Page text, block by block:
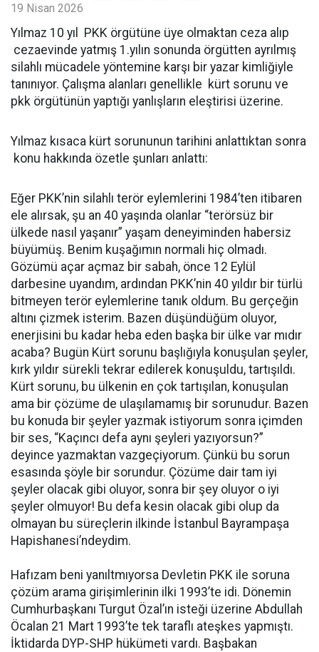
19 Nisan 2026
Yılmaz 10 yıl PKK örgütüne üye olmaktan ceza alıp
cezaevinde yatmış 1.yılın sonunda örgütten ayrılmış
silahlı mücadele yöntemine karşı bir yazar kimliğiyle
tanınıyor. Çalışma alanları genellikle kürt sorunu ve
pkk örgütünün yaptığı yanlışların eleştirisi üzerine.
Yılmaz kısaca kürt sorununun tarihini anlattıktan sonra
konu hakkında özetle şunları anlattı:
Eğer PKK’nin silahlı terör eylemlerini 1984’ten itibaren
ele alırsak, şu an 40 yaşında olanlar “terörsüz bir
ülkede nasıl yaşanır” yaşam deneyiminden habersiz
büyümüş. Benim kuşağımın normali hiç olmadı.
Gözümü açar açmaz bir sabah, önce 12 Eylül
darbesine uyandım, ardından PKK’nin 40 yıldır bir türlü
bitmeyen terör eylemlerine tanık oldum. Bu gerçeğin
altını çizmek isterim. Bazen düşündüğüm oluyor,
enerjisini bu kadar heba eden başka bir ülke var mıdır
acaba? Bugün Kürt sorunu başlığıyla konuşulan şeyler,
kırk yıldır sürekli tekrar edilerek konuşuldu, tartışıldı.
Kürt sorunu, bu ülkenin en çok tartışılan, konuşulan
ama bir çözüme de ulaşılamamış bir sorunudur. Bazen
bu konuda bir şeyler yazmak istiyorum sonra içimden
bir ses, “Kaçıncı defa aynı şeyleri yazıyorsun?”
deyince yazmaktan vazgeçiyorum. Çünkü bu sorun
esasında şöyle bir sorundur. Çözüme dair tam iyi
şeyler olacak gibi oluyor, sonra bir şey oluyor o iyi
şeyler olmuyor! Bu defa kesin olacak gibi olup da
olmayan bu süreçlerin ilkinde İstanbul Bayrampaşa
Hapishanesi’ndeydim.
Hafızam beni yanıltmıyorsa Devletin PKK ile soruna
çözüm arama girişimlerinin ilki 1993’te idi. Dönemin
Cumhurbaşkanı Turgut Özal’ın isteği üzerine Abdullah
Öcalan 21 Mart 1993’te tek taraflı ateşkes yapmıştı.
İktidarda DYP-SHP hükümeti vardı. Başbakan